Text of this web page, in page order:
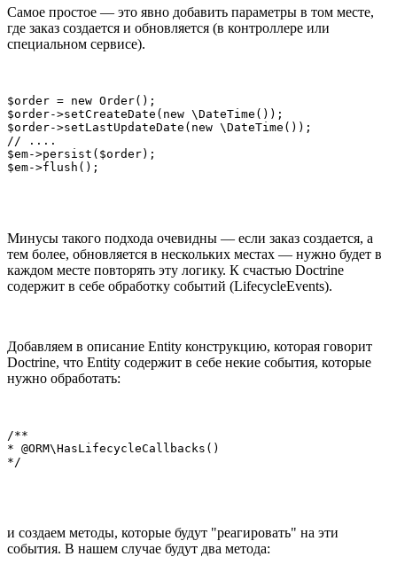
Самое простое — это явно добавить параметры в том месте,
где заказ создается и обновляется (в контроллере или
специальном сервисе).
$order = new Order();
$order->setCreateDate(new \DateTime());
$order->setLastUpdateDate(new \DateTime());
// ....
$em->persist($order);
$em->flush();
Минусы такого подхода очевидны — если заказ создается, а
тем более, обновляется в нескольких местах — нужно будет в
каждом месте повторять эту логику. К счастью Doctrine
содержит в себе обработку событий (LifecycleEvents).
Добавляем в описание Entity конструкцию, которая говорит
Doctrine, что Entity содержит в себе некие события, которые
нужно обработать:
/**
* @ORM\HasLifecycleCallbacks()
*/
и создаем методы, которые будут "реагировать" на эти
события. В нашем случае будут два метода: